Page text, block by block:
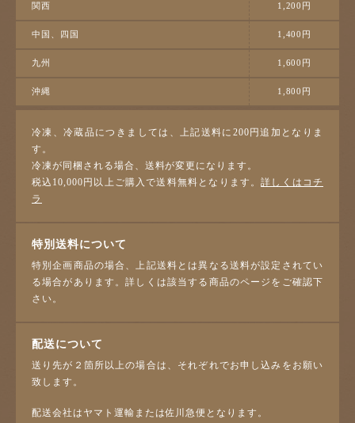
関西 1,200円
中国、四国 1,400円
九州 1,600円
沖縄 1,800円
冷凍、冷蔵品につきましては、上記送料に200円追加となりま
す。
冷凍が同梱される場合、送料が変更になります。
税込10,000円以上ご購入で送料無料となります。詳しくはコチ
ラ
特別送料について
特別企画商品の場合、上記送料とは異なる送料が設定されてい
る場合があります。詳しくは該当する商品のページをご確認下
さい。
配送について
送り先が２箇所以上の場合は、それぞれでお申し込みをお願い
致します。
配送会社はヤマト運輸または佐川急便となります。